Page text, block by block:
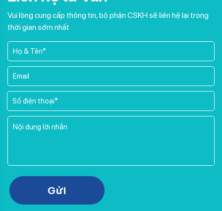
Vui lòng cung cấp thông tin, bộ phận CSKH sẽ liên hệ lại trong
thời gian sớm nhất
Gửi